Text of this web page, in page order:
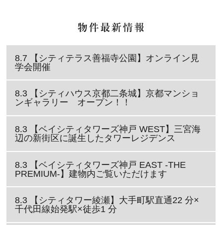
8.7 【シティテラス善福寺公園】オンライン見
学会開催
8.3 【シティハウス京都二条城】京都マンショ
ンギャラリー オープン！！
8.3 【ベイシティタワーズ神戸 WEST】三宮海
辺の新街区に誕生したタワーレジデンス
8.3 【ベイシティタワーズ神戸 EAST -THE
PREMIUM-】建物内ご覧いただけます
8.3 【シティタワー綾瀬】大手町駅直通22 分×
千代田線始発駅×徒歩1 分